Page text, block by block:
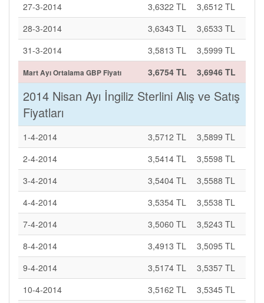
27-3-2014
3,6322 TL
3,6512 TL
28-3-2014
3,6343 TL
3,6533 TL
31-3-2014
3,5813 TL 3,5999 TL
Mart Ayı Ortalama GBP Fiyatı 3,6754 TL 3,6946 TL
2014 Nisan Ayı İngiliz Sterlini Alış ve Satış
Fiyatları
1-4-2014 3,5712 TL
3,5899 TL
2-4-2014
3,5414 TL
3,5598 TL
3-4-2014
3,5404 TL
3,5588 TL
4-4-2014
3,5354 TL
3,5538 TL
7-4-2014
3,5060 TL
3,5243 TL
8-4-2014
3,4913 TL
3,5095 TL
9-4-2014
3,5174 TL
3,5357 TL
10-4-2014
3,5162 TL
3,5345 TL